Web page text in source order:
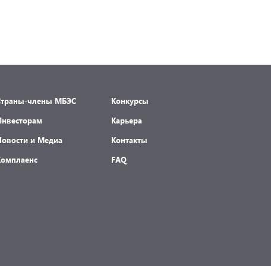
члены МБЭС
и Медиа
Конкурсы
Карьера
Контакты
FAQ